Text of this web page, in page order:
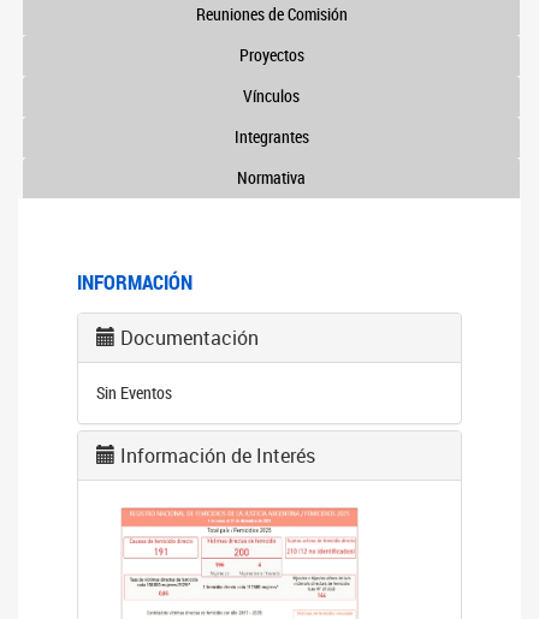
Reuniones de Comisión
Proyectos
Vínculos
Integrantes
Normativa
INFORMACIÓN
Documentación
Sin Eventos
Información de Interés